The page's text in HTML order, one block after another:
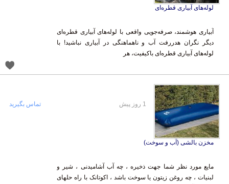
لوله‌های آبیاری قطره‌ای
آبیاری هوشمند، صرفه‌جویی واقعی با لوله‌های آبیاری قطره‌ای
دیگر نگران هدررفت آب و ناهماهنگی در آبیاری نباشید! با
لوله‌های آبیاری قطره‌ای باکیفیت، هر
مخزن بالشی (آب و سوخت)
مایع مورد نظر شما جهت ذخیره ، چه آب آشامیدنی ، شیر و
لبنیات ، چه روغن زیتون یا سوخت باشد ، اکوتانک با راه حلهای
1 روز پیش تماس بگیرید